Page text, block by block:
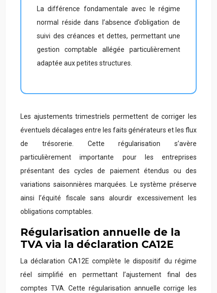
La différence fondamentale avec le régime
normal réside dans l’absence d’obligation de
suivi des créances et dettes, permettant une
gestion comptable allégée particulièrement
adaptée aux petites structures.
Les ajustements trimestriels permettent de corriger les
éventuels décalages entre les faits générateurs et les flux
de trésorerie. Cette régularisation s’avère
particulièrement importante pour les entreprises
présentant des cycles de paiement étendus ou des
variations saisonnières marquées. Le système préserve
ainsi l’équité fiscale sans alourdir excessivement les
obligations comptables.
Régularisation annuelle de la
TVA via la déclaration CA12E
La déclaration CA12E complète le dispositif du régime
réel simplifié en permettant l’ajustement final des
comptes TVA. Cette régularisation annuelle corrige les